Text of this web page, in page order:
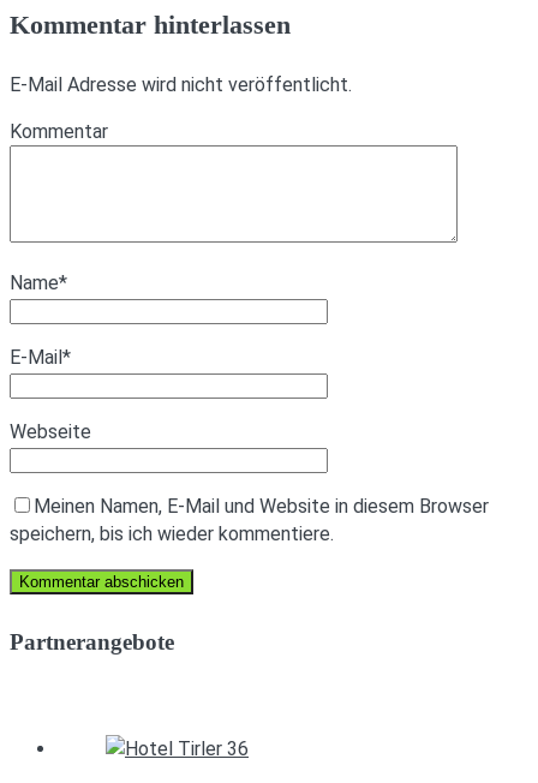
Kommentar hinterlassen
E-Mail Adresse wird nicht veröffentlicht.
Kommentar
Name*
E-Mail*
Webseite
Meinen Namen, E-Mail und Website in diesem Browser
speichern, bis ich wieder kommentiere.
Partnerangebote